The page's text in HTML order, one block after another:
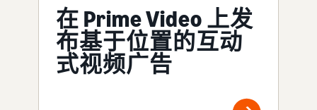
在 Prime Video 上发
布基于位置的互动
式视频广告